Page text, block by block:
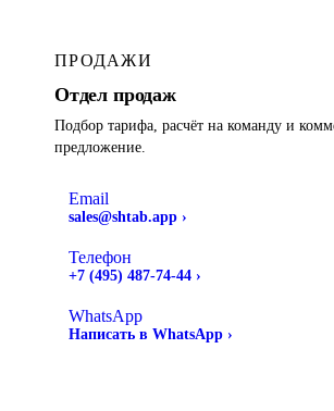
ПРОДАЖИ
Отдел продаж
Подбор тарифа, расчёт на команду и
предложение.
Email
sales@shtab.app ›
Телефон
+7 (495) 487-74-44 ›
WhatsApp
Написать в WhatsApp ›